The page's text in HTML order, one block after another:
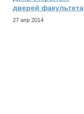
дверей факультета
27 апр 2014